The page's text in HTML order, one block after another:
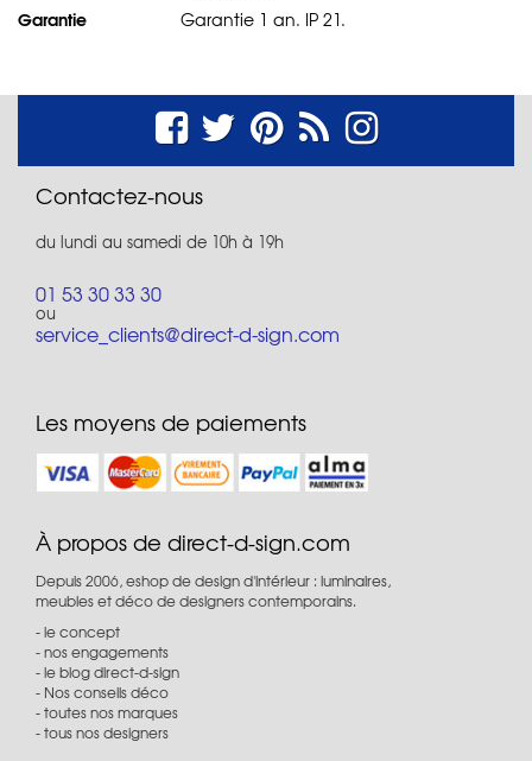
Garantie Garantie 1 an. IP 21.
Contactez-nous
du lundi au samedi de 10h à 19h
01 53 30 33 30
ou
service_clients@direct-d-sign.com
Les moyens de paiements
À propos de direct-d-sign.com
Depuis 2006, eshop de design d'intérieur : luminaires,
meubles et déco de designers contemporains.
le concept
nos engagements
le blog direct-d-sign
Nos conseils déco
toutes nos marques
tous nos designers